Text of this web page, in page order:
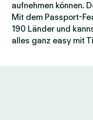
aufnehmen können.
Mit dem Passport-
190 Länder und
alles ganz easy mit